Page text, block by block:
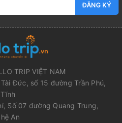
ĐĂNG KÝ
TRIP VIỆT NAM
Đức, số 15 đường Trần Phú,
Số 07 đường Quang Trung,
An